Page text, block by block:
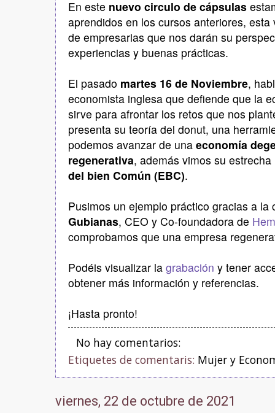
En este nuevo circulo de cápsulas
aprendidos en los cursos anteriores,
de empresarias que nos darán su
experiencias y buenas prácticas.
El pasado martes 16 de Noviembre,
economista inglesa que defiende que la
sirve para afrontar los retos que nos
presenta su teoría del donut, una
podemos avanzar de una economía
regenerativa, además vimos su
del bien Común (EBC).
Pusimos un ejemplo práctico gracias a
Gubianas, CEO y Co-foundadora de
comprobamos que una empresa
Podéis visualizar la grabación y tener
obtener más información y referencias.
¡Hasta pronto!
No hay comentarios:
Etiquetes de comentaris: Mujer y
viernes, 22 de octubre de 2021